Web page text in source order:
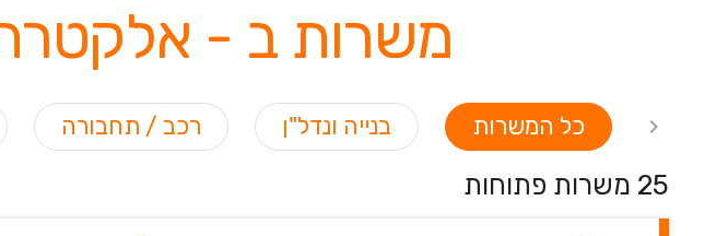
משרות ב -
רכב / תחבורה בנייה ונדל"ן כל המשרות
25 משרות פתוחות